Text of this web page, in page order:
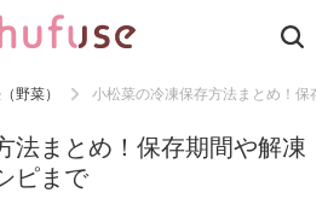
野菜） 小松菜の冷凍保存方法まとめ！保
法まとめ！保存期間や解凍
ピまで